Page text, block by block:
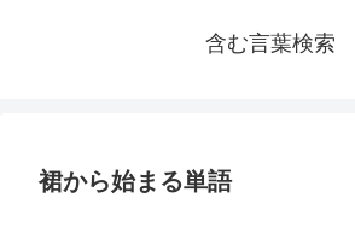
含む言葉検索
裙から始まる単語